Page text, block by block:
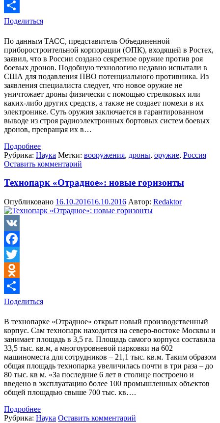
Odnoklassniki
Поделиться
По данным ТАСС, представитель Объединенной
приборостроительной корпорации (ОПК), входящей в Ростех,
заявил, что в России создано секретное оружие против роя
боевых дронов. Подобную технологию недавно испытали в
США для подавления ПВО потенциального противника. Из
заявления специалиста следует, что новое оружие не
уничтожает дроны физически с помощью стрелковых или
каких-либо других средств, а также не создает помехи в их
электронике. Суть оружия заключается в гарантированном
выводе из строя радиоэлектронных бортовых систем боевых
дронов, превращая их в…
Подробнее
Рубрика: Наука Метки: вооружения, дроны, оружие, Россия
Оставить комментарий
Технопарк «Отрадное»: новые горизонты
Опубликовано 16.10.201616.10.2016 Автор: Redaktor
VK
Facebook
Twitter
Odnoklassniki
Поделиться
В технопарке «Отрадное» открыт новый производственный
корпус. Сам технопарк находится на северо-востоке Москвы и
занимает площадь в 3,5 га. Площадь самого корпуса составила
33,5 тыс. кв.м, а многоуровневой парковки на 602
машиноместа для сотрудников – 21,1 тыс. кв.м. Таким образом
общая площадь технопарка увеличилась почти в три раза – до
80 тыс. кв м. «За последние 6 лет в столице построено и
введено в эксплуатацию более 100 промышленных объектов
общей площадью свыше 700 тыс. кв….
Подробнее
Рубрика: Наука Оставить комментарий